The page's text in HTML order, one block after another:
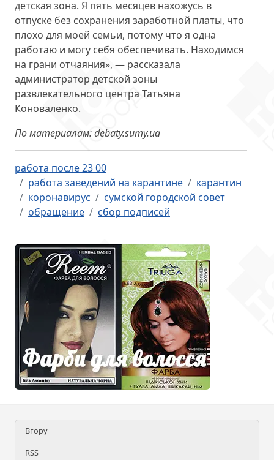
детская зона. Я пять месяцев нахожусь в
отпуске без сохранения заработной платы, что
плохо для моей семьи, потому что я одна
работаю и могу себя обеспечивать. Находимся
на грани отчаяния», — рассказала
администратор детской зоны
развлекательного центра Татьяна
Коноваленко.
По материалам: debaty.sumy.ua
работа после 23 00
работа заведений на карантине
карантин
коронавирус
сумской городской совет
обращение
сбор подписей
Вгору
RSS